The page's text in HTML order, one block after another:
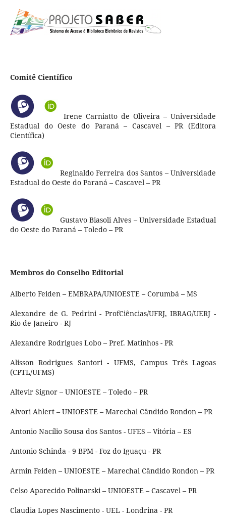
Comitê Científico
Irene Carniatto de Oliveira – Universidade
Estadual do Oeste do Paraná – Cascavel – PR (Editora
Científica)
Reginaldo Ferreira dos Santos – Universidade
Estadual do Oeste do Paraná – Cascavel – PR
Gustavo Biasoli Alves – Universidade Estadual
do Oeste do Paraná – Toledo – PR
Membros do Conselho Editorial
Alberto Feiden – EMBRAPA/UNIOESTE – Corumbá – MS
Alexandre de G. Pedrini - ProfCiências/UFRJ, IBRAG/UERJ -
Rio de Janeiro - RJ
Alexandre Rodrigues Lobo – Pref. Matinhos - PR
Alisson Rodrigues Santori - UFMS, Campus Três Lagoas
(CPTL/UFMS)
Altevir Signor – UNIOESTE – Toledo – PR
Alvori Ahlert – UNIOESTE – Marechal Cândido Rondon – PR
Antonio Nacílio Sousa dos Santos - UFES – Vitória – ES
Antonio Schinda - 9 BPM - Foz do Iguaçu - PR
Armin Feiden – UNIOESTE – Marechal Cândido Rondon – PR
Celso Aparecido Polinarski – UNIOESTE – Cascavel – PR
Claudia Lopes Nascimento - UEL - Londrina - PR